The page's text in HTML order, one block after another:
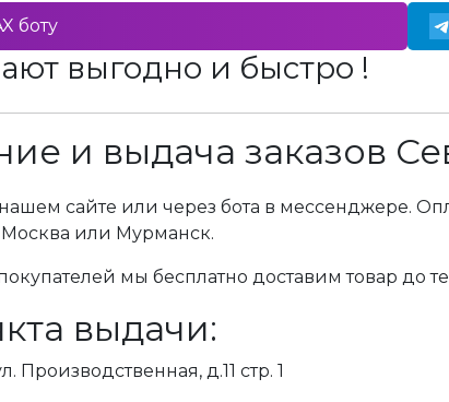
боту
выгодно и быстро !
и выдача заказов
сайте или через бота в мессенджере.
Москва или Мурманск.
мы бесплатно доставим товар до
выдачи:
Производственная, д.11 стр. 1